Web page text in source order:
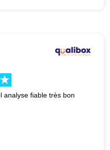
analyse fiable très bon